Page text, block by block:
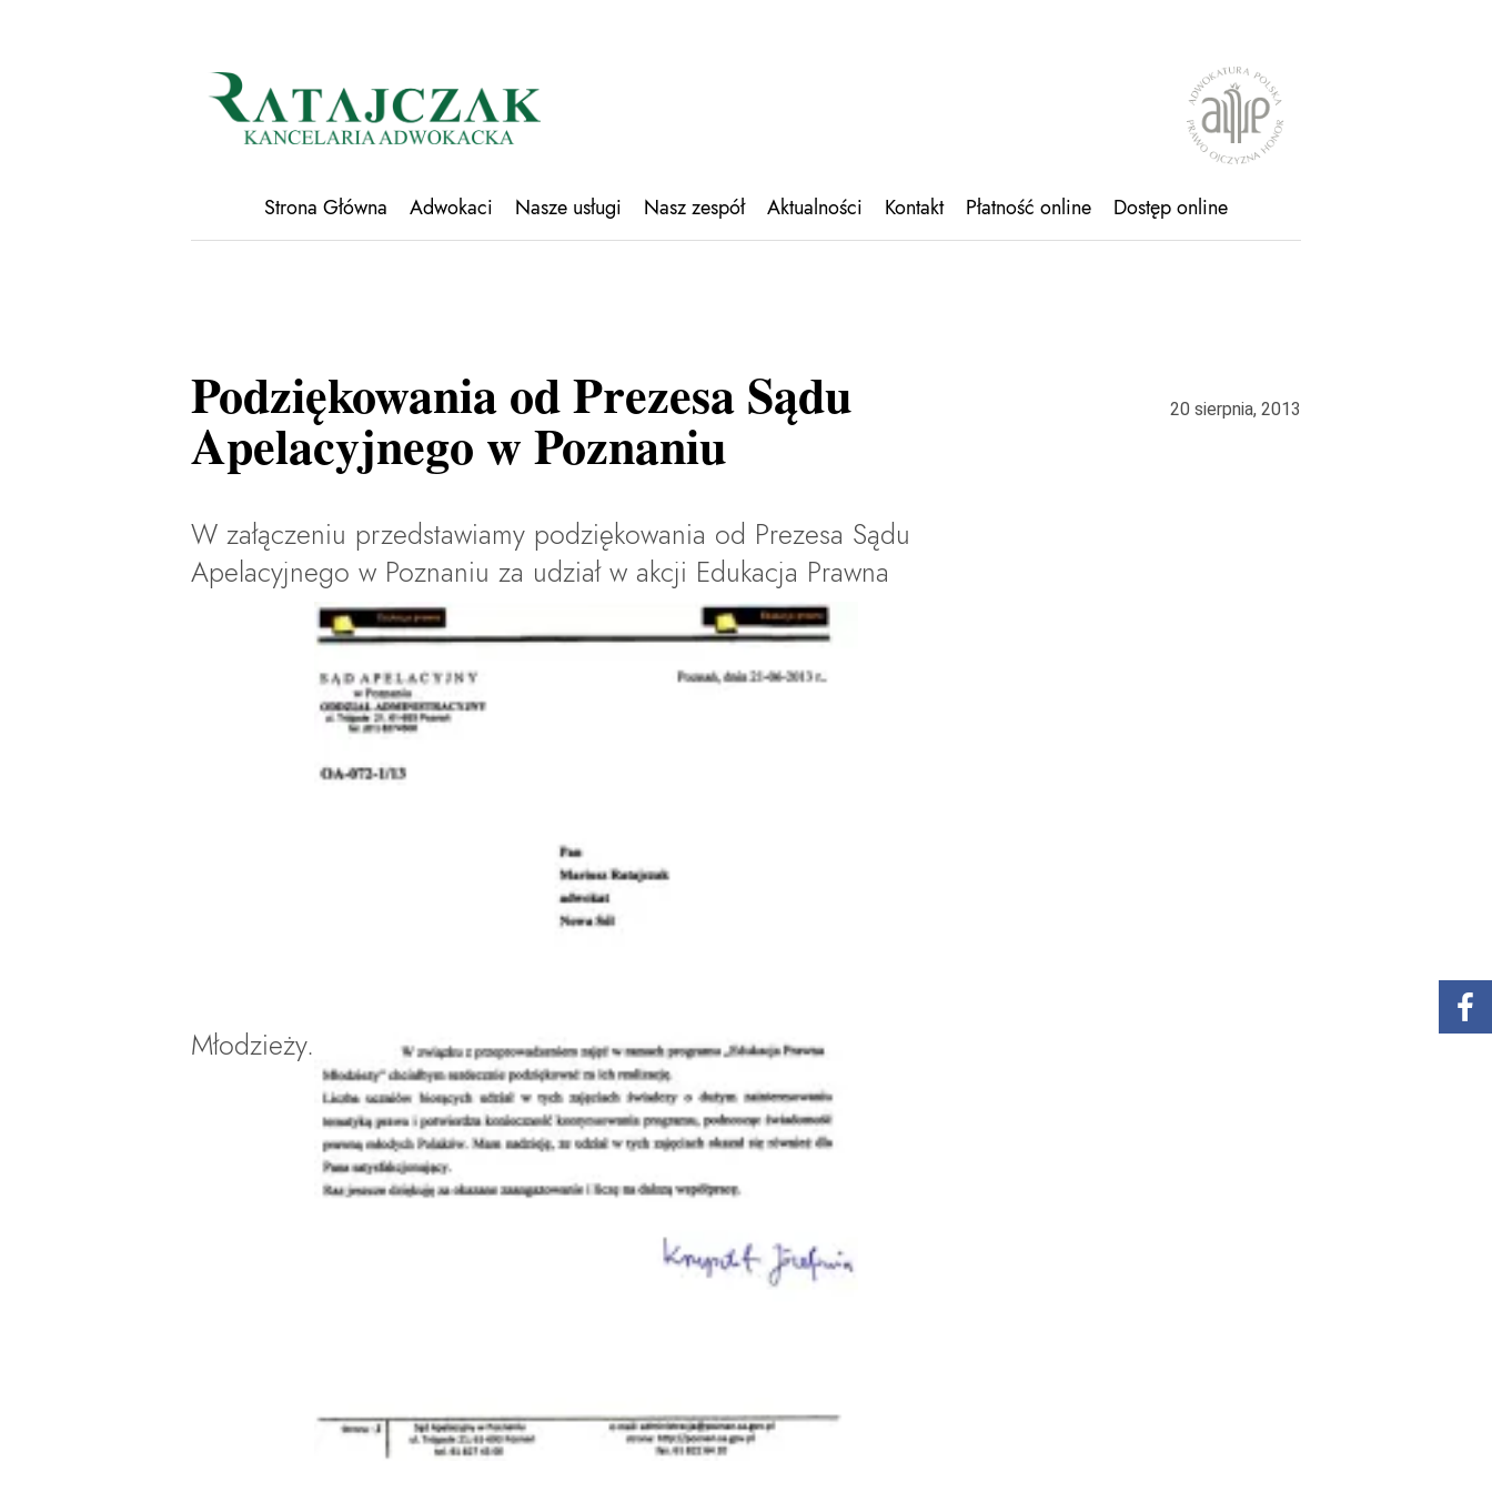
Strona Główna Adwokaci Nasze usługi Nasz zespół Aktualności Kontakt Płatność online Dostęp online
Podziękowania od Prezesa Sądu
Apelacyjnego w Poznaniu
20 sierpnia, 2013
W załączeniu przedstawiamy podziękowania od Prezesa Sądu
Apelacyjnego w Poznaniu za udział w akcji Edukacja Prawna
Młodzieży.